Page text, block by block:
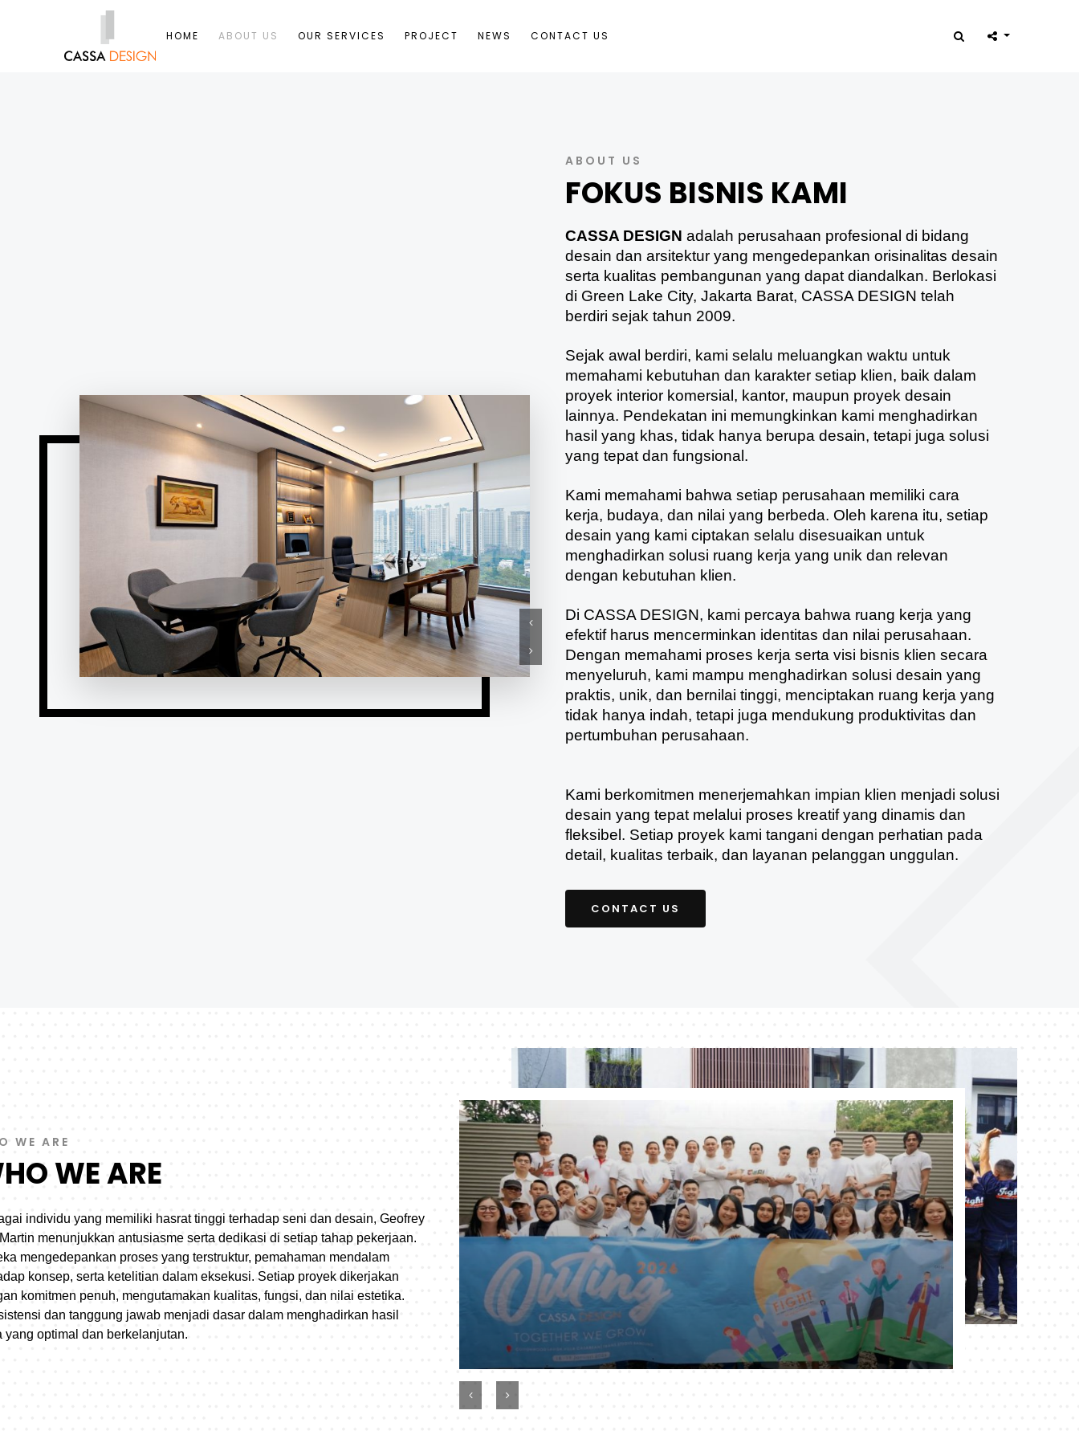
HOME ABOUT US OUR SERVICES PROJECT NEWS CONTACT US
ABOUT US
FOKUS BISNIS KAMI
CASSA DESIGN adalah perusahaan profesional di bidang
desain dan arsitektur yang mengedepankan orisinalitas desain
serta kualitas pembangunan yang dapat diandalkan. Berlokasi
di Green Lake City, Jakarta Barat, CASSA DESIGN telah
berdiri sejak tahun 2009.
Sejak awal berdiri, kami selalu meluangkan waktu untuk
memahami kebutuhan dan karakter setiap klien, baik dalam
proyek interior komersial, kantor, maupun proyek desain
lainnya. Pendekatan ini memungkinkan kami menghadirkan
hasil yang khas, tidak hanya berupa desain, tetapi juga solusi
yang tepat dan fungsional.
Kami memahami bahwa setiap perusahaan memiliki cara
kerja, budaya, dan nilai yang berbeda. Oleh karena itu, setiap
desain yang kami ciptakan selalu disesuaikan untuk
menghadirkan solusi ruang kerja yang unik dan relevan
dengan kebutuhan klien.
Di CASSA DESIGN, kami percaya bahwa ruang kerja yang
efektif harus mencerminkan identitas dan nilai perusahaan.
Dengan memahami proses kerja serta visi bisnis klien secara
menyeluruh, kami mampu menghadirkan solusi desain yang
praktis, unik, dan bernilai tinggi, menciptakan ruang kerja yang
tidak hanya indah, tetapi juga mendukung produktivitas dan
pertumbuhan perusahaan.
Kami berkomitmen menerjemahkan impian klien menjadi solusi
desain yang tepat melalui proses kreatif yang dinamis dan
fleksibel. Setiap proyek kami tangani dengan perhatian pada
detail, kualitas terbaik, dan layanan pelanggan unggulan.
CONTACT US
WE ARE
WE ARE
individu yang memiliki hasrat tinggi terhadap seni dan desain, Geofrey
menunjukkan antusiasme serta dedikasi di setiap tahap pekerjaan.
mengedepankan proses yang terstruktur, pemahaman mendalam
konsep, serta ketelitian dalam eksekusi. Setiap proyek dikerjakan
komitmen penuh, mengutamakan kualitas, fungsi, dan nilai estetika.
dan tanggung jawab menjadi dasar dalam menghadirkan hasil
yang optimal dan berkelanjutan.
Cassa Design
OUTING CASSA DESIGN 2026